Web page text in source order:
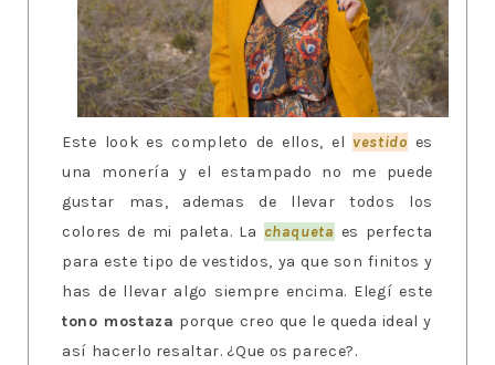
Este look es completo de ellos, el vestido es
una monería y el estampado no me puede
gustar mas, ademas de llevar todos los
colores de mi paleta. La chaqueta es perfecta
para este tipo de vestidos, ya que son finitos y
has de llevar algo siempre encima. Elegí este
tono mostaza porque creo que le queda ideal y
así hacerlo resaltar. ¿Que os parece?.